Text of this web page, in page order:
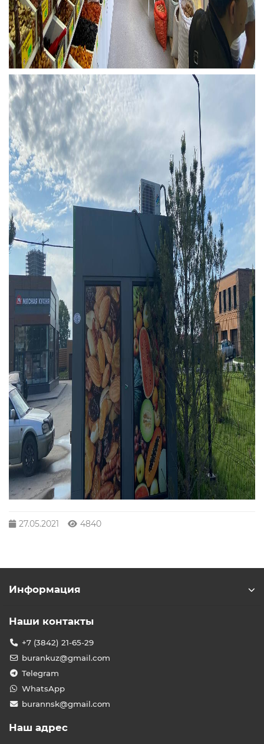
27.05.2021 4840
Информация
Наши контакты
+7 (3842) 21-65-29
burankuz@gmail.com
Telegram
WhatsApp
burannsk@gmail.com
Наш адрес